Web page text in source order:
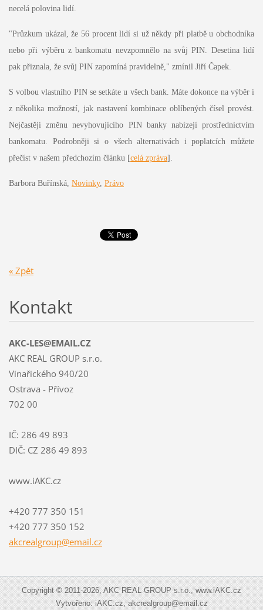
necelá polovina lidí.
"Průzkum ukázal, že 56 procent lidí si už někdy při platbě u obchodníka
nebo při výběru z bankomatu nevzpomnělo na svůj PIN. Desetina lidí
pak přiznala, že svůj PIN zapomíná pravidelně," zmínil Jiří Čapek.
S volbou vlastního PIN se setkáte u všech bank. Máte dokonce na výběr i
z několika možností, jak nastavení kombinace oblíbených čísel provést.
Nejčastěji změnu nevyhovujícího PIN banky nabízejí prostřednictvím
bankomatu. Podrobněji si o všech alternativách i poplatcích můžete
přečíst v našem předchozím článku [celá zpráva].
Barbora Buřínská, Novinky, Právo
« Zpět
Kontakt
AKC-LES@EMAIL.CZ
AKC REAL GROUP s.r.o.
Vinařického 940/20
Ostrava - Přívoz
702 00
IČ: 286 49 893
DIČ: CZ 286 49 893
www.iAKC.cz
+420 777 350 151
+420 777 350 152
akcrealgroup@email.cz
Copyright © 2011-2026, AKC REAL GROUP s.r.o., www.iAKC.cz
Vytvořeno: iAKC.cz, akcrealgroup@email.cz